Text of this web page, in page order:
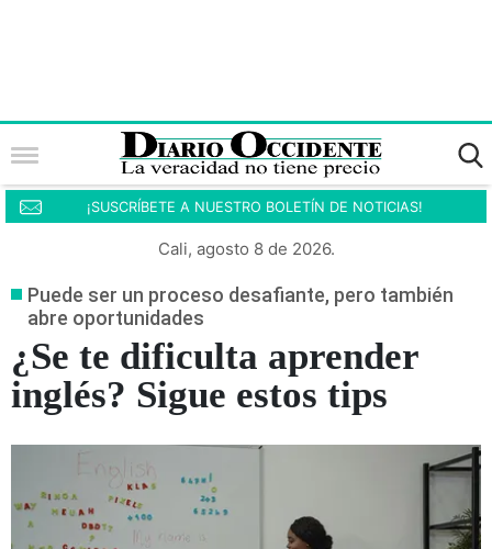
¡SUSCRÍBETE A NUESTRO BOLETÍN DE NOTICIAS!
Cali, agosto 8 de 2026.
Puede ser un proceso desafiante, pero también
abre oportunidades
¿Se te dificulta aprender
inglés? Sigue estos tips